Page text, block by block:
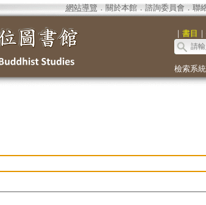
網站導覽 ． 關於本館． 諮詢委員會． 聯
｜ 書目 ｜
檢索系統